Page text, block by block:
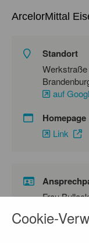
ArcelorMittal
Standort
Werkstraße 1, 15890
auf
Homepage
Link
Frau Bullack
Telefon-Nr.
Cookie-